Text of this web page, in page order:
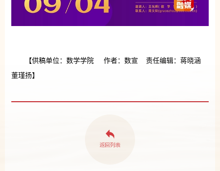
【供稿单位：数学学院 作者：数宣 责任编辑：蒋晓涵
董瑾扬】